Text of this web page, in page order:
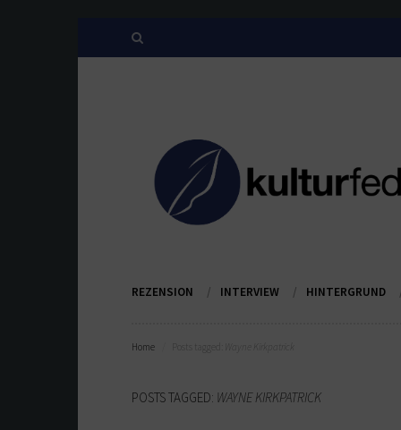
REZENSION INTERVIEW HINTERGRUND
Home Wayne Kirkpatrick
POSTS TAGGED: WAYNE KIRKPATRICK